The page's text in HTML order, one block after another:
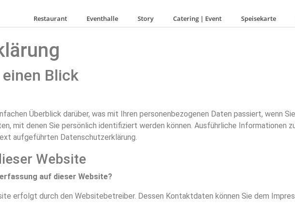
Restaurant Eventhalle Story Catering | Event Speisekarte
Blick
Überblick darüber, was mit Ihren personenbezogenen Daten passiert, wenn
mit denen Sie persönlich identifiziert werden können. Ausführliche Informationen
aufgeführten Datenschutzerklärung.
Website
auf dieser Website?
erfolgt durch den Websitebetreiber. Dessen Kontaktdaten können Sie dem